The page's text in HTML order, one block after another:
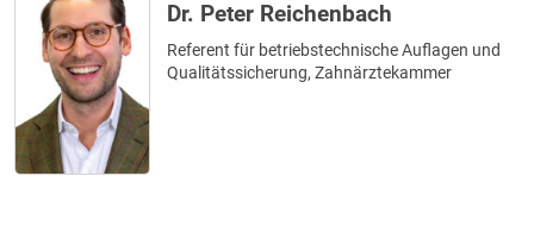
Dr. Peter Reichenbach
Referent für betriebstechnische Auflagen und
Qualitätssicherung, Zahnärztekammer